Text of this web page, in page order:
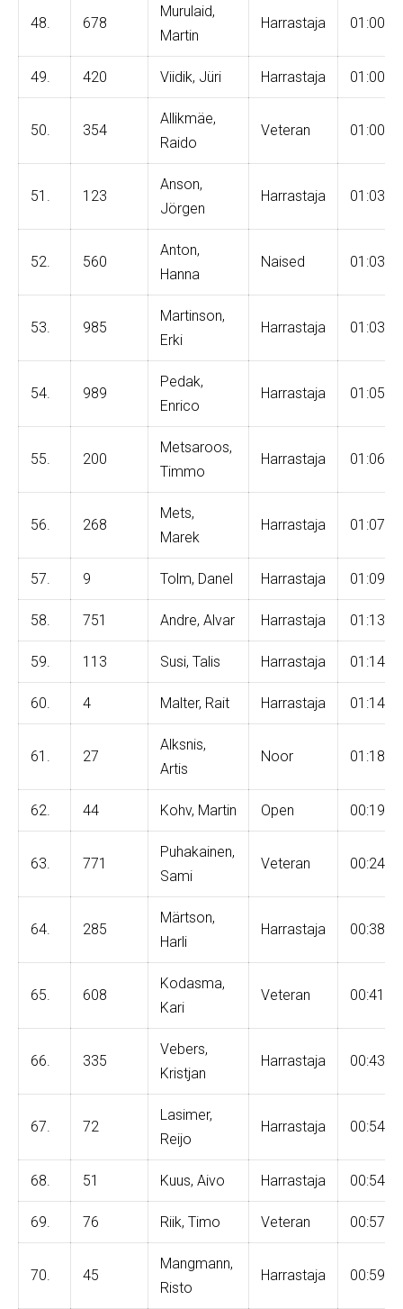
48. 678
Murulaid,
Martin
Harrastaja
49. 420 Viidik, Jüri Harrastaja
50. 354
Allikmäe,
Raido
Veteran
51. 123
Anson,
Jörgen
Harrastaja
52. 560
Anton,
Hanna
Naised
53. 985
Martinson,
Erki
Harrastaja
54. 989
Pedak,
Enrico
Harrastaja
55. 200
Metsaroos,
Timmo
Harrastaja
56. 268
Mets,
Marek
Harrastaja
57. 9 Tolm, Danel Harrastaja
58. 751 Andre, Alvar Harrastaja
59. 113 Susi, Talis Harrastaja
60. 4 Malter, Rait Harrastaja
61. 27
Alksnis,
Artis
Noor
62. 44 Kohv, Martin Open
63. 771
Puhakainen,
Sami
Veteran
64. 285
Märtson,
Harli
Harrastaja
65. 608
Kodasma,
Kari
Veteran
66. 335
Vebers,
Kristjan
Harrastaja
67. 72
Lasimer,
Reijo
Harrastaja
68. 51 Kuus, Aivo Harrastaja
69. 76 Riik, Timo Veteran
70. 45
Mangmann,
Risto
Harrastaja